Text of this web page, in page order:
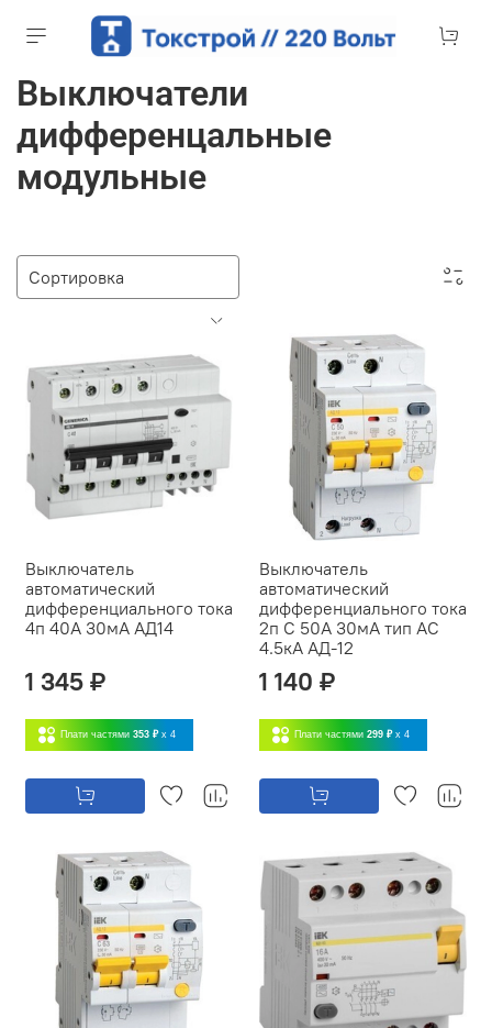
Выключатели
дифференцальные
модульные
Выключатель
автоматический
дифференциального тока
4п 40А 30мА АД14
1 345 ₽
Плати частями 353 ₽ x 4
Выключатель
автоматический
дифференциального тока
2п C 50А 30мА тип AC
4.5кА АД-12
1 140 ₽
Плати частями 299 ₽ x 4